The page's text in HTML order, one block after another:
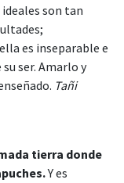
ideales son tan
es inseparable e
ser. Amarlo y
Tañi
tierra donde
Y es